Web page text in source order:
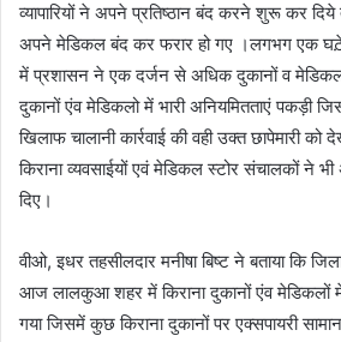
व्यापारियों ने अपने प्रतिष्ठान बंद करने शुरू कर
अपने मेडिकल बंद कर फरार हो गए ।लगभग एक घट़े
में प्रशासन ने एक दर्जन से अधिक दुकानों व
दुकानों एंव मेडिकलो में भारी अनियमितताएं पकड़ी
खिलाफ चालानी कार्रवाई की वही उक्त छापेमारी को
किराना व्यवसाईयों एवं मेडिकल स्टोर संचालकों ने
दिए।
वीओ, इधर तहसीलदार मनीषा बिष्ट ने बताया कि
आज लालकुआ शहर में किराना दुकानों एंव मेडिकलों में
गया जिसमें कुछ किराना दुकानों पर एक्सपायरी